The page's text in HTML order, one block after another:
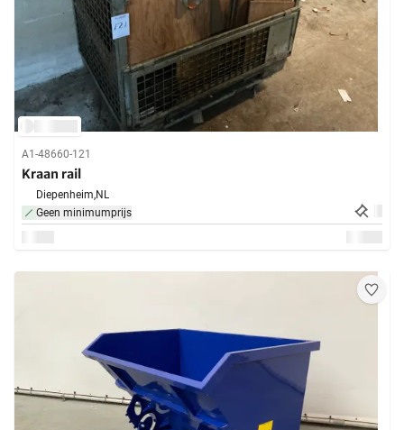
A1-48660-121
Kraan rail
Diepenheim,NL
Geen minimumprijs